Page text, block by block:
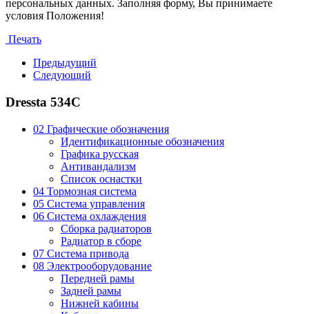
персональных данных. Заполняя форму, Вы принимаете
условия Положения!
Печать
Предыдущий
Следующий
Dressta 534C
02 Графические обозначения
Идентификационные обозначения
Графика русская
Антивандализм
Список оснастки
04 Тормозная система
05 Система управления
06 Система охлаждения
Сборка радиаторов
Радиатор в сборе
07 Система привода
08 Электрооборудование
Передней рамы
Задней рамы
Нижней кабины